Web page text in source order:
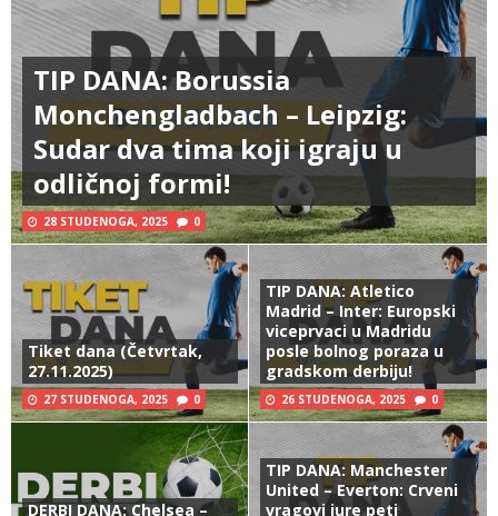
TIP DANA: Borussia
Monchengladbach – Leipzig:
Sudar dva tima koji igraju u
odličnoj formi!
28 STUDENOGA, 2025 0
Tiket dana (Četvrtak,
27.11.2025)
27 STUDENOGA, 2025 0
TIP DANA: Atletico
Madrid – Inter: Europski
viceprvaci u Madridu
posle bolnog poraza u
gradskom derbiju!
26 STUDENOGA, 2025 0
DERBI DANA: Chelsea –
TIP DANA: Manchester
United – Everton: Crveni
vragovi jure peti